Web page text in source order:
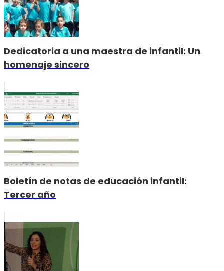
Dedicatoria a una maestra de infantil: Un
homenaje sincero
Boletín de notas de educación infantil:
Tercer año